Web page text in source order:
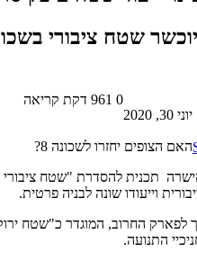
יוני 30, 2020
0 דקת קריאה
האם הצופים יחזרו לשכונה 8?
תכנית להסדרת "שטח ציבורי
וייעודו שונה לבניה פרטית.
לפארק החרוב, המוגדר כ"שטח
התנועה.